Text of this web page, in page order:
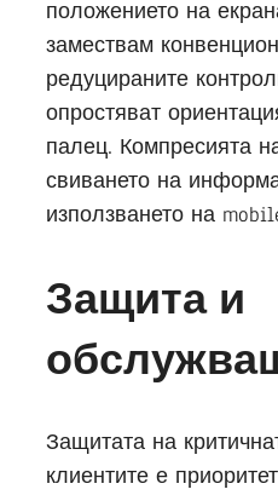
положението на
замествам
редуцираните
опростяват
палец. Компресията
свиването на
използването на
Защита и
Защитата на
клиентите е